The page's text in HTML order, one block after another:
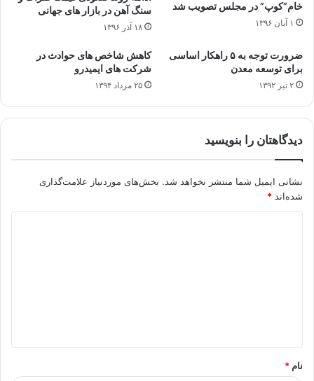
خام”کوپ” در مجلس تصویب شد
۱ آبان ۱۳۹۶
سنگ آهن در بازار های جهانی
۱۸ آذر ۱۳۹۶
ضرورت توجه به ۵ راهکار اساسی
برای توسعه معدن
۲ تیر ۱۳۹۲
کاهش شاخص های حوادث در
شرکت های ایمیدرو
۲۵ مرداد ۱۳۹۴
دیدگاهتان را بنویسید
نشانی ایمیل شما منتشر نخواهد شد. بخش‌های موردنیاز علامت‌گذاری
شده‌اند *
*
نام *